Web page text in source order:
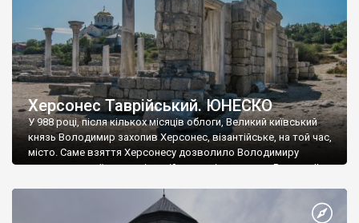
Херсонес Таврійський. ЮНЕСКО
У 988 році, після кількох місяців облоги, Великий київський
князь Володимир захопив Херсонес, візантійське, на той час,
місто. Саме взяття Херсонесу дозволило Володимиру
диктувати свої умови візантійському імператору Василю ІІ, та
Херсонесі Володимир-язичник, став Василем-християнином.
А потім було Хрещення Русі. На честь Херсонесу Таврійського